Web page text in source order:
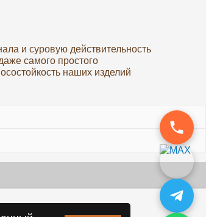
и суровую действительность
самого простого
наших изделий